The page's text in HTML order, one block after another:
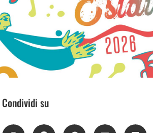
Condividi su